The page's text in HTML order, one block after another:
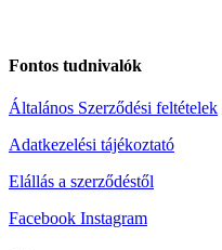
Fontos tudnivalók
Általános Szerződési feltételek
Adatkezelési tájékoztató
Elállás a szerződéstől
Facebook Instagram